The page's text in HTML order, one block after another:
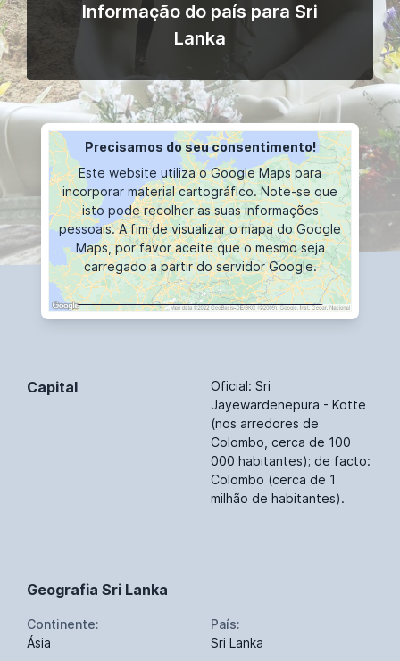
Informação do país para Sri
Lanka
Precisamos do seu consentimento!
Este website utiliza o Google Maps para
incorporar material cartográfico. Note-se que
isto pode recolher as suas informações
pessoais. A fim de visualizar o mapa do Google
Maps, por favor aceite que o mesmo seja
carregado a partir do servidor Google.
VISUALIZAÇÕES CARTOGRÁFICAS
Capital
Oficial: Sri
Jayewardenepura - Kotte
(nos arredores de
Colombo, cerca de 100
000 habitantes); de facto:
Colombo (cerca de 1
milhão de habitantes).
Geografia Sri Lanka
Continente:
Ásia
País:
Sri Lanka